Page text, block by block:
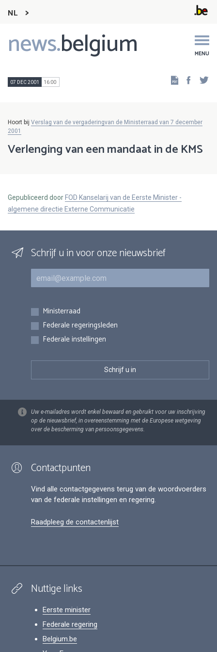
NL
news.belgium MENU
Main
navigation
07 DEC 2001 16:00
Hoort bij Verslag van de vergaderingvan de Ministerraad van 7 december
2001
Verlenging van een mandaat in de KMS
Gepubliceerd door FOD Kanselarij van de Eerste Minister -
algemene directie Externe Communicatie
Schrijf u in voor onze nieuwsbrief
E-mail
Inschrijvingen
Ministerraad
Federale regeringsleden
Federale instellingen
Uw e-mailadres wordt enkel bewaard en gebruikt voor uw inschrijving
op de nieuwsbrief, in overeenstemming met de Europese wetgeving
over de bescherming van persoonsgegevens.
Contactpunten
Vind alle contactgegevens terug van de woordvoerders
van de federale instellingen en regering.
Raadpleeg de contactenlijst
Nuttige links
Eerste minister
Federale regering
Belgium.be